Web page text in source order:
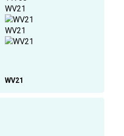
WV21
WV21
WV21